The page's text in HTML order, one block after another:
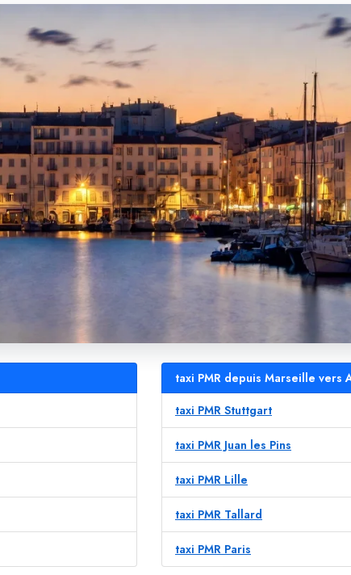
taxi PMR depuis Marseille vers
taxi PMR Stuttgart
taxi PMR Juan les Pins
taxi PMR Lille
taxi PMR Tallard
taxi PMR Paris